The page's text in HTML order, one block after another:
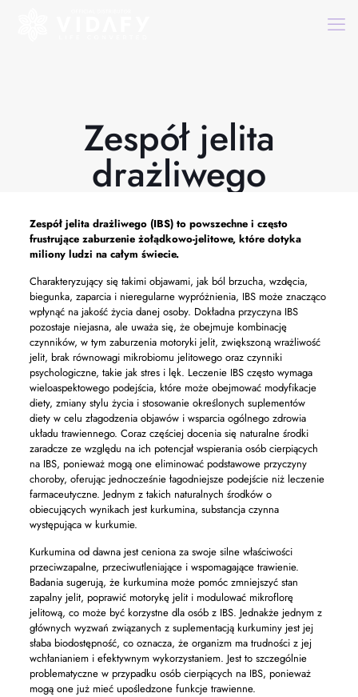
Zespół jelita
drażliwego
Zespół jelita drażliwego(IBS) to powszechne i często
frustrujące zaburzenie żołądkowo-jelitowe, które dotyka
miliony ludzi na całym świecie.
Charakteryzujący się takimi objawami, jak ból brzucha, wzdęcia,
biegunka, zaparcia i nieregularne wypróżnienia, IBS może znacząco
wpłynąć na jakość życia danej osoby. Dokładna przyczyna IBS
pozostaje niejasna, ale uważa się, że obejmuje kombinację
czynników, w tym zaburzenia motoryki jelit, zwiększoną wrażliwość
jelit, brak równowagi mikrobiomu jelitowego oraz czynniki
psychologiczne, takie jak stres i lęk. Leczenie IBS często wymaga
wieloaspektowego podejścia, które może obejmować modyfikacje
diety, zmiany stylu życia i stosowanie określonych suplementów
diety w celu złagodzenia objawów i wsparcia ogólnego zdrowia
układu trawiennego. Coraz częściej docenia się naturalne środki
zaradcze ze względu na ich potencjał wspierania osób cierpiących
na IBS, ponieważ mogą one eliminować podstawowe przyczyny
choroby, oferując jednocześnie łagodniejsze podejście niż leczenie
farmaceutyczne. Jednym z takich naturalnych środków o
obiecujących wynikach jest kurkumina, substancja czynna
występująca w kurkumie.
Kurkumina od dawna jest ceniona za swoje silne właściwości
przeciwzapalne, przeciwutleniające i wspomagające trawienie.
Badania sugerują, że kurkumina może pomóc zmniejszyć stan
zapalny jelit, poprawić motorykę jelit i modulować mikroflorę
jelitową, co może być korzystne dla osób z IBS. Jednakże jednym z
głównych wyzwań związanych z suplementacją kurkuminy jest jej
słaba biodostępność, co oznacza, że ​​organizm ma trudności z jej
wchłanianiem i efektywnym wykorzystaniem. Jest to szczególnie
problematyczne w przypadku osób cierpiących na IBS, ponieważ
mogą one już mieć upośledzone funkcje trawienne.